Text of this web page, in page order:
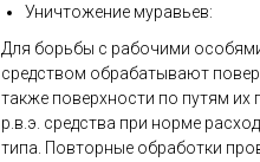
Уничтожение муравьев:
Для борьбы с рабочими
средством обрабатывают
также поверхности по путям
р.в.э. средства при норме
типа. Повторные обработки